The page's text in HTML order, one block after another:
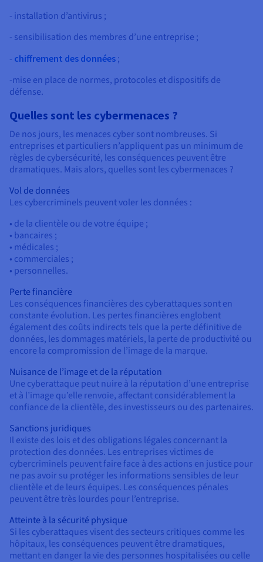
- installation d’antivirus ;
- sensibilisation des membres d’une entreprise ;
- chiffrement des données ;
-mise en place de normes, protocoles et dispositifs de
défense.
Quelles sont les cybermenaces ?
De nos jours, les menaces cyber sont nombreuses. Si
entreprises et particuliers n’appliquent pas un minimum de
règles de cybersécurité, les conséquences peuvent être
dramatiques. Mais alors, quelles sont les cybermenaces ?
Vol de données
Les cybercriminels peuvent voler les données :
• de la clientèle ou de votre équipe ;
• bancaires ;
• médicales ;
• commerciales ;
• personnelles.
Perte financière
Les conséquences financières des cyberattaques sont en
constante évolution. Les pertes financières englobent
également des coûts indirects tels que la perte définitive de
données, les dommages matériels, la perte de productivité ou
encore la compromission de l’image de la marque.
Nuisance de l’image et de la réputation
Une cyberattaque peut nuire à la réputation d’une entreprise
et à l’image qu’elle renvoie, affectant considérablement la
confiance de la clientèle, des investisseurs ou des partenaires.
Sanctions juridiques
Il existe des lois et des obligations légales concernant la
protection des données. Les entreprises victimes de
cybercriminels peuvent faire face à des actions en justice pour
ne pas avoir su protéger les informations sensibles de leur
clientèle et de leurs équipes. Les conséquences pénales
peuvent être très lourdes pour l’entreprise.
Atteinte à la sécurité physique
Si les cyberattaques visent des secteurs critiques comme les
hôpitaux, les conséquences peuvent être dramatiques,
mettant en danger la vie des personnes hospitalisées ou celle